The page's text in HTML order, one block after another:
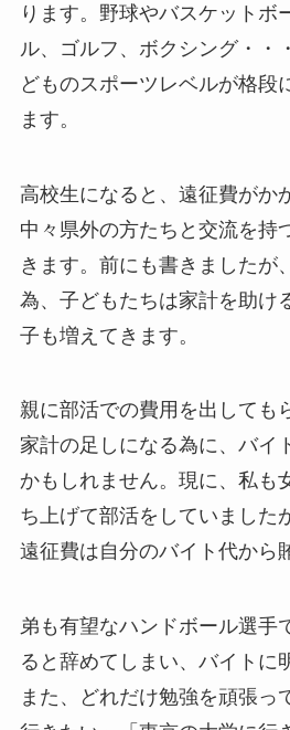
ります。野球やバスケットボ
ル、ゴルフ、ボクシング・・
どものスポーツレベルが格段
ます。
高校生になると、遠征費がか
中々県外の方たちと交流を持
きます。前にも書きましたが
為、子どもたちは家計を助け
子も増えてきます。
親に部活での費用を出しても
家計の足しになる為に、バイ
かもしれません。現に、私も
ち上げて部活をしていました
遠征費は自分のバイト代から
弟も有望なハンドボール選手
ると辞めてしまい、バイトに
また、どれだけ勉強を頑張っ